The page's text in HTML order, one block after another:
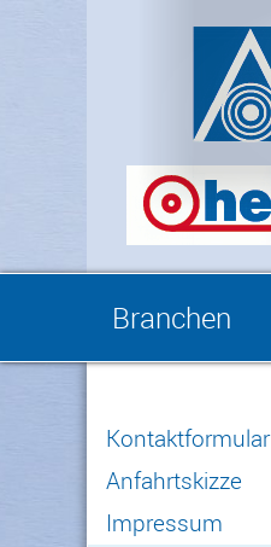
Kontaktformular
Anfahrtskizze
Impressum
Branchen